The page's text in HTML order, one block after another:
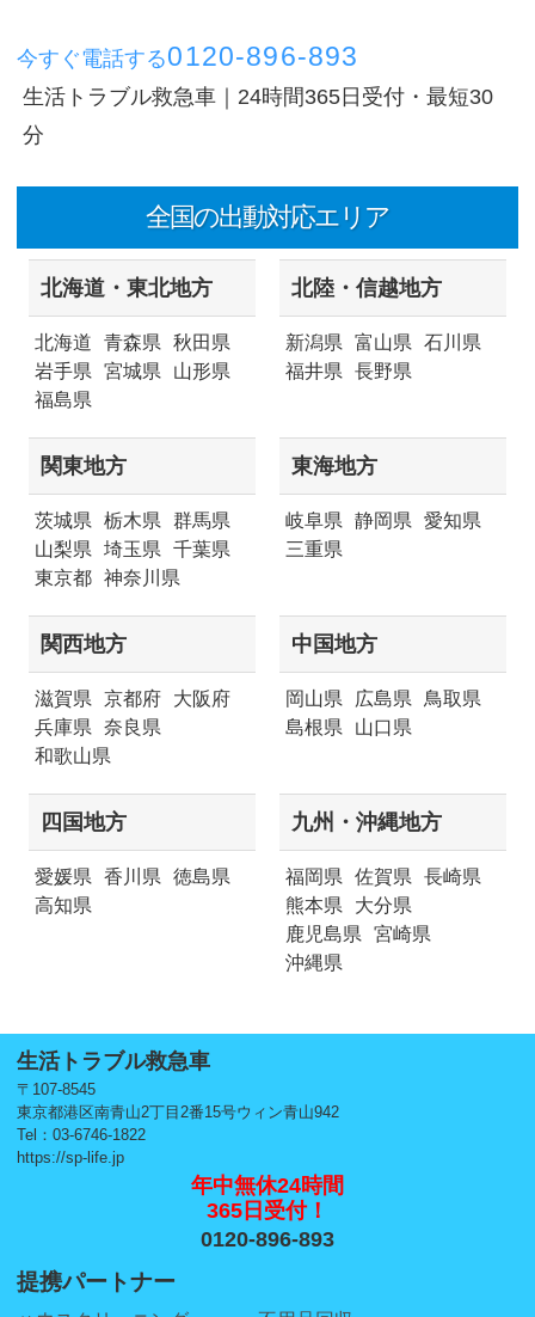
今すぐ電話する0120-896-893
生活トラブル救急車｜24時間365日受付・最短30
分
全国の出動対応エリア
北海道・東北地方
北海道 青森県
秋田県
岩手県
宮城県
山形県
福島県
北陸・信越地方
新潟県 富山県
石川県
福井県
長野県
関東地方
茨城県 栃木県
群馬県
山梨県
埼玉県
千葉県
東京都
神奈川県
東海地方
岐阜県 静岡県
愛知県
三重県
関西地方
滋賀県 京都府
大阪府
兵庫県
奈良県
和歌山県
中国地方
岡山県 広島県
鳥取県
島根県
山口県
四国地方
愛媛県 香川県
徳島県
高知県
九州・沖縄地方
福岡県 佐賀県
長崎県
熊本県
大分県
鹿児島県
宮崎県
沖縄県
生活トラブル救急車
〒107-8545
東京都港区南青山2丁目2番15号ウィン青山942
Tel：03-6746-1822
https://sp-life.jp
年中無休24時間
365日受付！
0120-896-893
提携パートナー